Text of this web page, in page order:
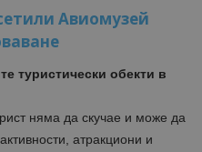
Авиомузей
туристически обекти в
няма да скучае и може да
атракциони и